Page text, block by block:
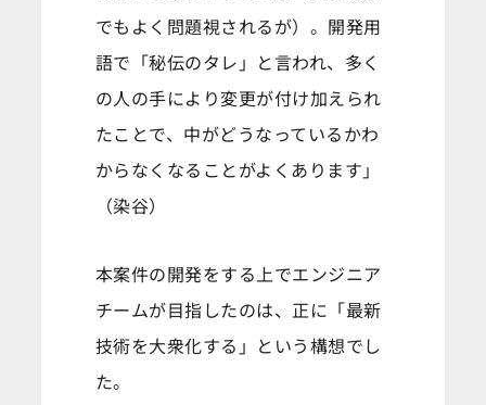
でもよく問題視されるが）。開発用
語で「秘伝のタレ」と言われ、多く
の人の手により変更が付け加えられ
たことで、中がどうなっているかわ
からなくなることがよくあります」
（染谷）
本案件の開発をする上でエンジニア
チームが目指したのは、正に「最新
技術を大衆化する」という構想でし
た。